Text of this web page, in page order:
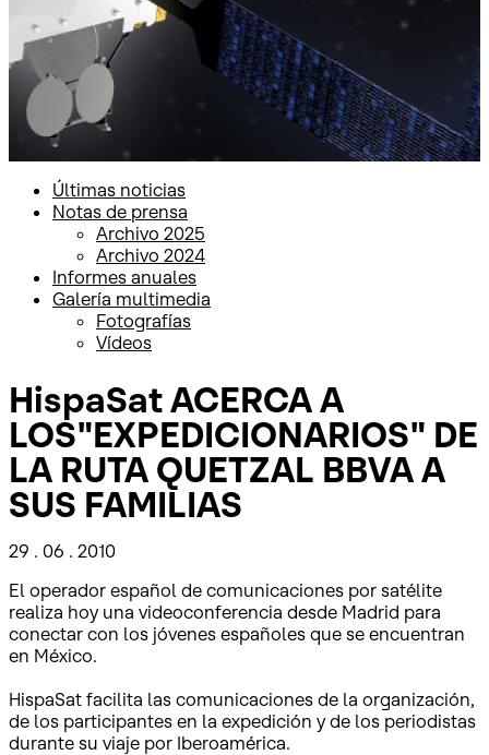
Últimas noticias
Notas de prensa
Archivo 2025
Archivo 2024
Informes anuales
Galería multimedia
Fotografías
Vídeos
HispaSat ACERCA A
LOS"EXPEDICIONARIOS" DE
LA RUTA QUETZAL BBVA A
SUS FAMILIAS
29 . 06 . 2010
El operador español de comunicaciones por satélite
realiza hoy una videoconferencia desde Madrid para
conectar con los jóvenes españoles que se encuentran
en México.
HispaSat facilita las comunicaciones de la organización,
de los participantes en la expedición y de los periodistas
durante su viaje por Iberoamérica.